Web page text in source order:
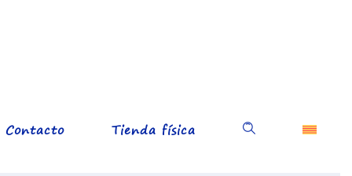
Contacto Tienda física